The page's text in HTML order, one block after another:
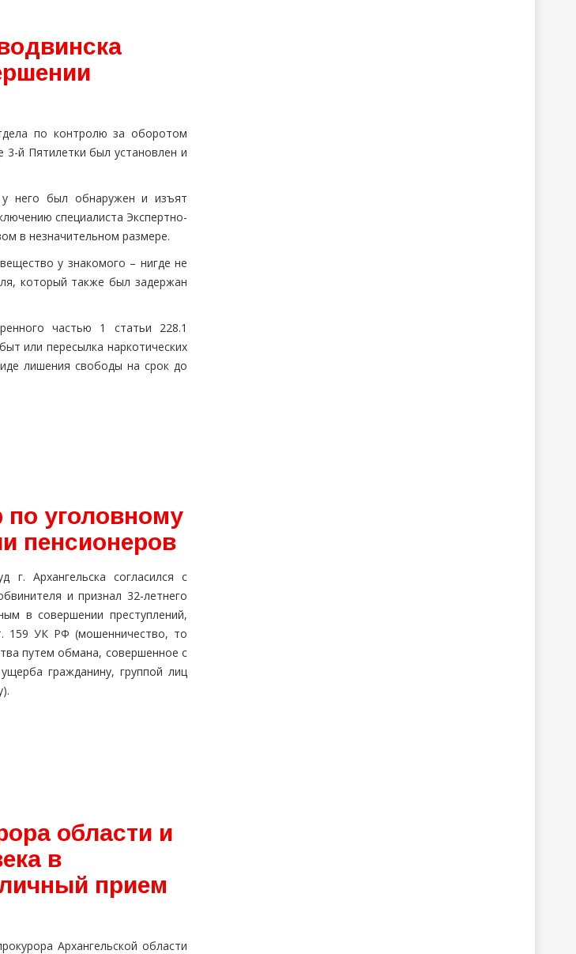
по контролю за оборотом
й Пятилетки был установлен и
него был обнаружен и изъят
специалиста Экспертно-
в незначительном размере.
у знакомого – нигде не
который также был задержан
частью 1 статьи 228.1
или пересылка наркотических
лишения свободы на срок до
по уголовному
пенсионеров
г. Архангельска согласился с
и признал 32-летнего
в совершении преступлений,
159 УК РФ (мошенничество, то
путем обмана, совершенное с
гражданину, группой лиц
области и
в
прием
Архангельской области